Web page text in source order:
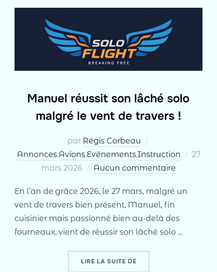
Manuel réussit son lâché solo
malgré le vent de travers !
par Régis Corbeau
Annonces,Avions,Evénements,Instruction
Publié
27
mars 2026
Aucun commentaire
En l’an de grâce 2026, le 27 mars, malgré un
vent de travers bien présent, Manuel, fin
cuisinier mais passionné bien au-delà des
fourneaux, vient de réussir son lâché solo …
LIRE LA SUITE DE« MANUEL RÉUSSIT SON